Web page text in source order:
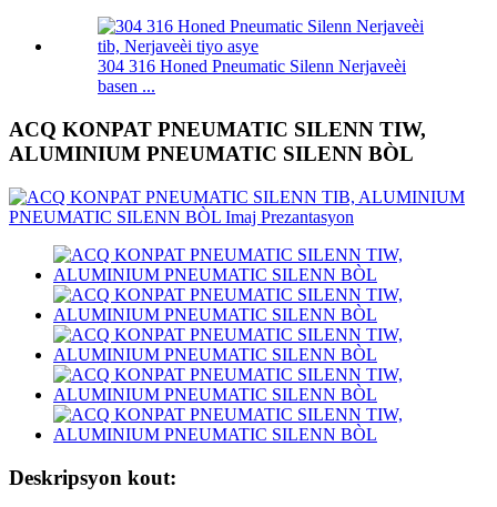
304 316 Honed Pneumatic Silenn Nerjaveèi
basen ...
ACQ KONPAT PNEUMATIC SILENN TIW,
ALUMINIUM PNEUMATIC SILENN BÒL
Deskripsyon kout: